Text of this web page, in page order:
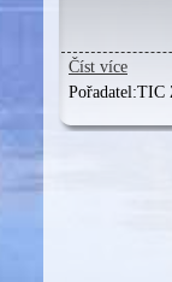
Číst více
Pořadatel:TIC